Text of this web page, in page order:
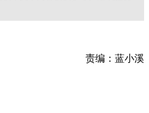
责编：蓝小溪